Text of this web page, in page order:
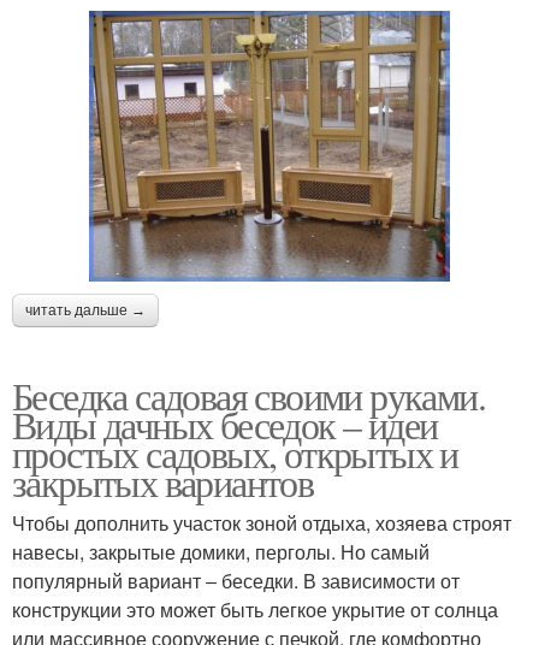
читать дальше →
Беседка садовая своими руками.
Виды дачных беседок – идеи
простых садовых, открытых и
закрытых вариантов
Чтобы дополнить участок зоной отдыха, хозяева строят
навесы, закрытые домики, перголы. Но самый
популярный вариант ‒ беседки. В зависимости от
конструкции это может быть легкое укрытие от солнца
или массивное сооружение с печкой, где комфортно